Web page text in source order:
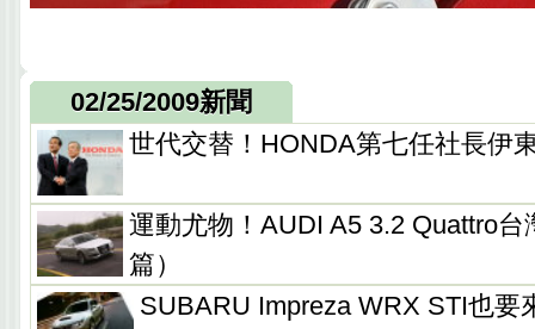
02/25/2009新聞
世代交替！HONDA第七任社長伊
運動尤物！AUDI A5 3.2 Quattro
篇）
SUBARU Impreza WRX STI也要